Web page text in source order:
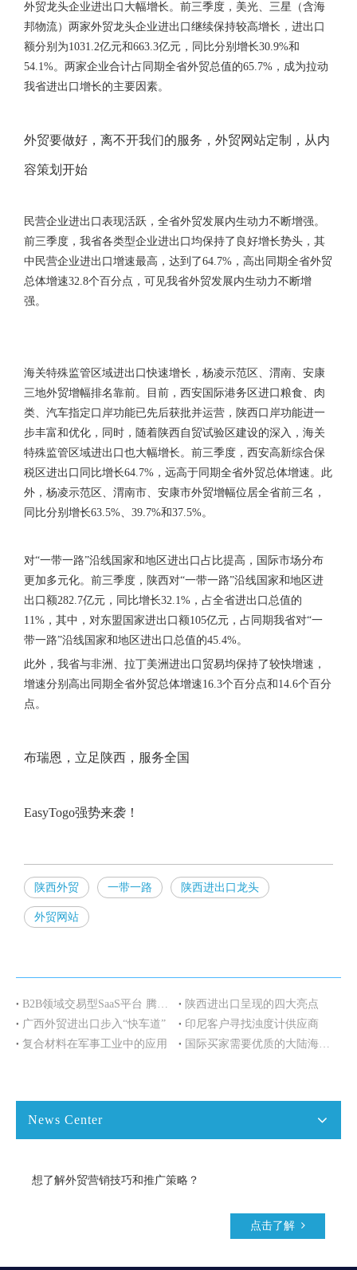
外贸龙头企业进出口大幅增长。前三季度，美光、三星（含海
邦物流）两家外贸龙头企业进出口继续保持较高增长，进出口
额分别为1031.2亿元和663.3亿元，同比分别增长30.9%和
54.1%。两家企业合计占同期全省外贸总值的65.7%，成为拉动
我省进出口增长的主要因素。
外贸要做好，离不开我们的服务，外贸网站定制，从内
容策划开始
民营企业进出口表现活跃，全省外贸发展内生动力不断增强。
前三季度，我省各类型企业进出口均保持了良好增长势头，其
中民营企业进出口增速最高，达到了64.7%，高出同期全省外贸
总体增速32.8个百分点，可见我省外贸发展内生动力不断增
强。
海关特殊监管区域进出口快速增长，杨凌示范区、渭南、安康
三地外贸增幅排名靠前。目前，西安国际港务区进口粮食、肉
类、汽车指定口岸功能已先后获批并运营，陕西口岸功能进一
步丰富和优化，同时，随着陕西自贸试验区建设的深入，海关
特殊监管区域进出口也大幅增长。前三季度，西安高新综合保
税区进出口同比增长64.7%，远高于同期全省外贸总体增速。此
外，杨凌示范区、渭南市、安康市外贸增幅位居全省前三名，
同比分别增长63.5%、39.7%和37.5%。
对“一带一路”沿线国家和地区进出口占比提高，国际市场分布
更加多元化。前三季度，陕西对“一带一路”沿线国家和地区进
出口额282.7亿元，同比增长32.1%，占全省进出口总值的
11%，其中，对东盟国家进出口额105亿元，占同期我省对“一
带一路”沿线国家和地区进出口总值的45.4%。
此外，我省与非洲、拉丁美洲进出口贸易均保持了较快增速，
增速分别高出同期全省外贸总体增速16.3个百分点和14.6个百分
点。
布瑞恩，立足陕西，服务全国
EasyTogo强势来袭！
陕西外贸 一带一路 陕西进出口龙头
外贸网站
B2B领域交易型SaaS平台 腾讯联手找钢网进军B2B
陕西进出口呈现的四大亮点
广西外贸进出口步入“快车道”
印尼客户寻找浊度计供应商
复合材料在军事工业中的应用
国际买家需要优质的大陆海鲜和冷冻鱼类供应商
News Center
想了解外贸营销技巧和推广策略？
点击了解